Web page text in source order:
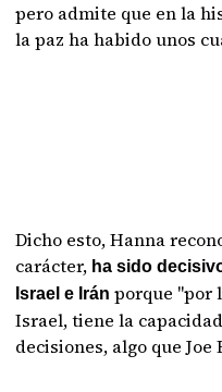
pero admite que en la
la paz ha habido unos
Dicho esto, Hanna
carácter, ha sido
Israel e Irán porque "por
Israel, tiene la
decisiones, algo que Joe